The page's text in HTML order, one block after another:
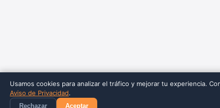
Usamos cookies para analizar el tráfico y mejorar tu experiencia.
Aviso de Privacidad.
Rechazar Aceptar